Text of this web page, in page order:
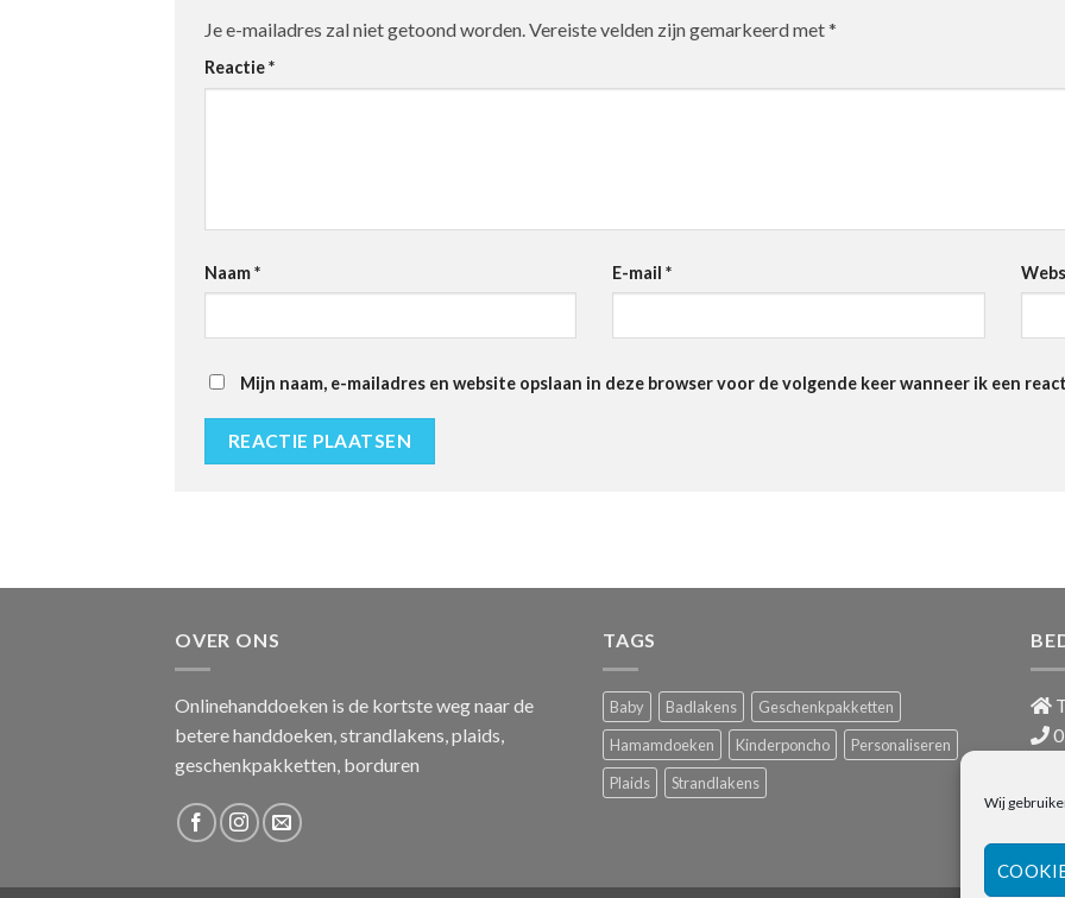
Wij
Je e-mailadres zal niet getoond worden.Vereiste velden zijn gemarkeerd met*
Reactie*
Naam* E-mail*
Mijn naam, e-mailadres en website opslaan in deze browser voor de volgende keer wanneer ik een
OVER ONS
Onlinehanddoeken is de kortste weg naar de
betere handdoeken, strandlakens, plaids,
geschenkpakketten, borduren
TAGS
Baby Badlakens
Geschenkpakketten
Hamamdoeken
Kinderponcho
Personaliseren
Plaids
Strandlakens